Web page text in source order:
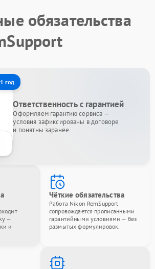
обязательства
1 год
Ответственность с гарантией
Оформляем гарантию сервиса —
условия зафиксированы в договоре
и понятны заранее.
—
и
Чёткие обязательства
Работа Nikon RemSupport
сопровождается прописанными
гарантийными условиями — без
размытых формулировок.